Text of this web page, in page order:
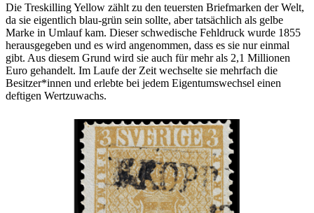
Die Treskilling Yellow zählt zu den teuersten Briefmarken der Welt,
da sie eigentlich blau-grün sein sollte, aber tatsächlich als gelbe
Marke in Umlauf kam. Dieser schwedische Fehldruck wurde 1855
herausgegeben und es wird angenommen, dass es sie nur einmal
gibt. Aus diesem Grund wird sie auch für mehr als 2,1 Millionen
Euro gehandelt. Im Laufe der Zeit wechselte sie mehrfach die
Besitzer*innen und erlebte bei jedem Eigentumswechsel einen
deftigen Wertzuwachs.